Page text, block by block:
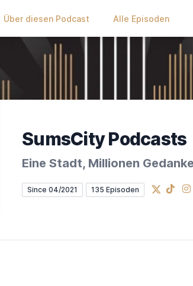
Über diesen Podcast Alle Episoden
SumsCity Podcasts
Eine Stadt, Millionen
Since 04/2021 135 Episoden X TikTok